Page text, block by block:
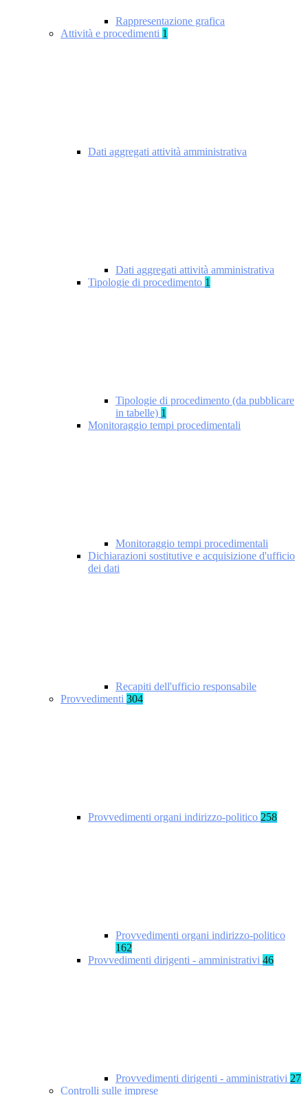
Rappresentazione grafica
Attività e procedimenti 1
Dati aggregati attività amministrativa
Dati aggregati attività amministrativa
Tipologie di procedimento 1
Tipologie di procedimento (da pubblicare
in tabelle) 1
Monitoraggio tempi procedimentali
Monitoraggio tempi procedimentali
Dichiarazioni sostitutive e acquisizione d'ufficio
dei dati
Recapiti dell'ufficio responsabile
Provvedimenti 304
Provvedimenti organi indirizzo-politico 258
Provvedimenti organi indirizzo-politico
162
Provvedimenti dirigenti - amministrativi 46
Provvedimenti dirigenti - amministrativi 27
Controlli sulle imprese